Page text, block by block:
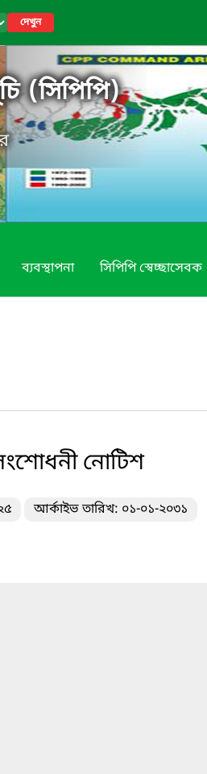
দেখুন
(সিপিপি)
ব্যবস্থাপনা সিপিপি স্বেচ্ছাসেবক
নোটিশ
আর্কাইভ তারিখ: ০১-০১-২০৩১